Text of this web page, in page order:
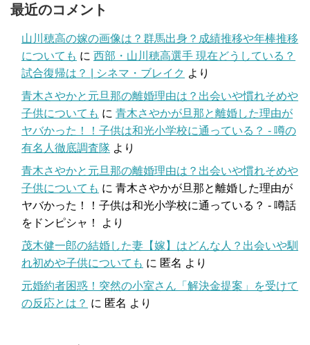
最近のコメント
山川穂高の嫁の画像は？群馬出身？成績推移や年棒推移
についても に 西部・山川穂高選手 現在どうしている？
試合復帰は？ | シネマ・ブレイク より
青木さやかと元旦那の離婚理由は？出会いや慣れそめや
子供についても に 青木さやかが旦那と離婚した理由が
ヤバかった！！子供は和光小学校に通っている？ - 噂の
有名人徹底調査隊 より
青木さやかと元旦那の離婚理由は？出会いや慣れそめや
子供についても に 青木さやかが旦那と離婚した理由が
ヤバかった！！子供は和光小学校に通っている？ - 噂話
をドンピシャ！
より
茂木健一郎の結婚した妻【嫁】はどんな人？出会いや馴
れ初めや子供についても に 匿名 より
元婚約者困惑！突然の小室さん「解決金提案」を受けて
の反応とは？ に 匿名 より